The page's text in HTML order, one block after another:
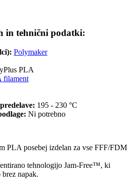
in tehnični podatki:
Polymaker
PLA
filament
195 - 230 °C
Ni potrebno
PLA posebej izdelan za vse FFF/FDM
tehnologijo Jam-Free™, ki
napak.